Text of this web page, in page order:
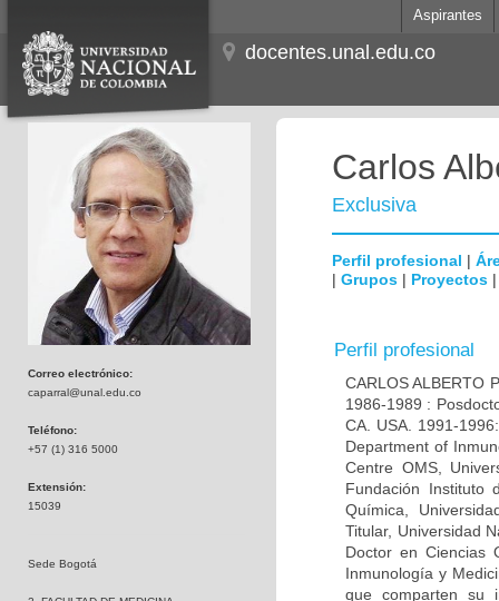
Aspirantes
docentes.unal.edu.co
Correo electrónico:
caparral@unal.edu.co
Teléfono:
+57 (1) 316 5000
Extensión:
15039
Sede Bogotá
Carlos
Exclusiva
Perfil profesional |
| Grupos | Proyectos
Perfil profesional
CARLOS ALBERTO
1986-1989 :
CA. USA. 1991-
Department of
Centre OMS,
Fundación Instituto
Química,
Titular, Universidad
Doctor en Ciencias
Inmunología y
que comparten su